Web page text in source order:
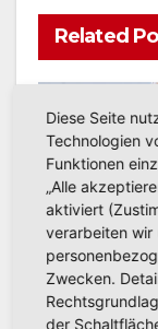
Related
AKTUELLE
1.000.
Feld‘
AUG. 7,
ARNSBERG
Diese Seite
Technologien
Funktionen
„Alle
aktiviert
verarbeiten wir
Zwecken.
der